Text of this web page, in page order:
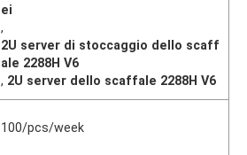
ei
,
2U server di stoccaggio dello scaff
ale 2288H V6
, 2U server dello scaffale 2288H V6
100/pcs/week